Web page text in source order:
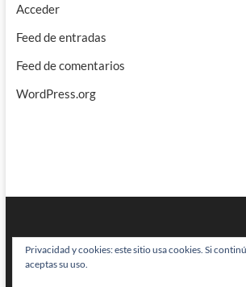
Acceder
Feed de entradas
Feed de comentarios
WordPress.org
Privacidad y cookies: este sitio usa cookies. Si
aceptas su uso.